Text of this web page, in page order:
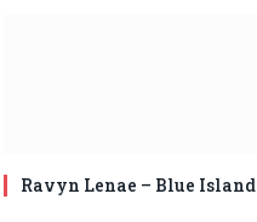
Ravyn Lenae – Blue Island